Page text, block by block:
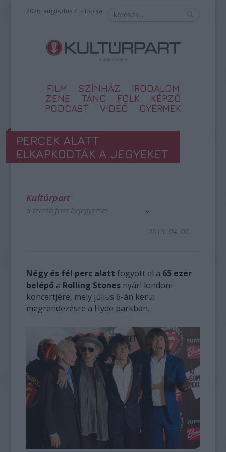
2026. augusztus 7. – Ibolya
FILM SZÍNHÁZ
IRODALOM
ZENE
TÁNC FOLK
KÉPZŐ
PODCAST
VIDEÓ GYERMEK
PERCEK ALATT
ELKAPKODTÁK A JEGYEKET
Kultúrpart
a szerző friss bejegyzései
2013. 04. 06.
Négy és fél perc alattfogyott el a 65 ezer
belépő a Rolling Stones nyári londoni
koncertjére, mely július 6-án kerül
megrendezésre a Hyde parkban.